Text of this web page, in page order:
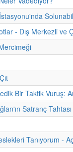
- Dış Merkezli ve
Bir Taktik Vuruş:
Satranç
Tanıyorum -